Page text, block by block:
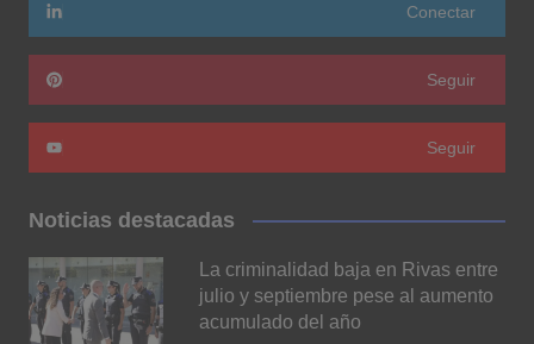
Conectar
Seguir
Seguir
Noticias destacadas
La criminalidad baja en Rivas entre
julio y septiembre pese al aumento
acumulado del año